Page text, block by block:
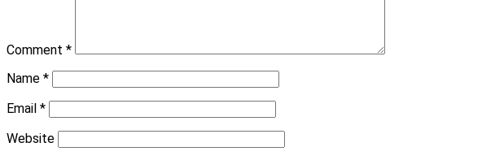
Comment *
Name *
Email *
Website